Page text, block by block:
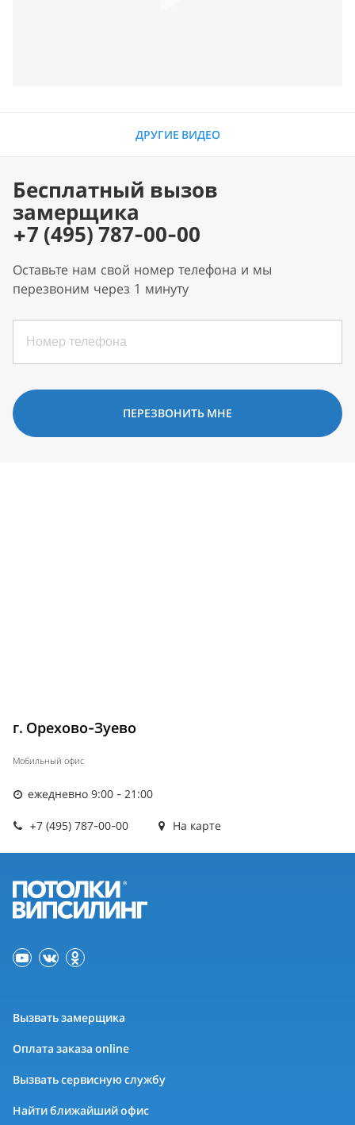
ДРУГИЕ ВИДЕО
Бесплатный вызов
замерщика
+7 (495) 787-00-00
Оставьте нам свой номер телефона и мы
перезвоним через 1 минуту
ПЕРЕЗВОНИТЬ МНЕ
г. Орехово-Зуево
Мобильный офис
ежедневно 9:00 - 21:00
+7 (495) 787-00-00 На карте
Вызвать замерщика
Оплата заказа online
Вызвать сервисную службу
Найти ближайший офис